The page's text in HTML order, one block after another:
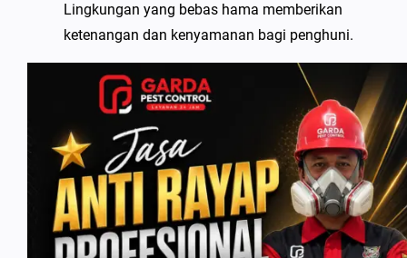
Lingkungan yang bebas hama memberikan
ketenangan dan kenyamanan bagi penghuni.